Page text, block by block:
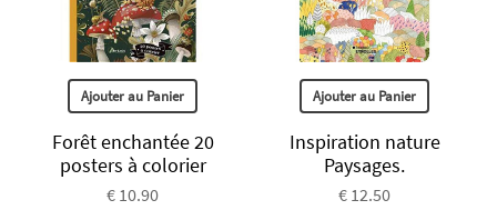
Ajouter au Panier
Forêt enchantée 20
posters à colorier
€ 10.90
Ajouter au Panier
Inspiration nature
Paysages.
€ 12.50